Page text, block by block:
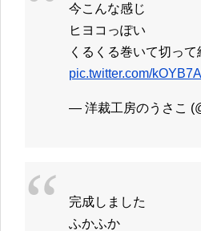
今こんな感じ
ヒヨコっぽい
くるくる巻いて切って
pic.twitter.com/
— 洋裁工房のうさこ
完成しました
ふかふか